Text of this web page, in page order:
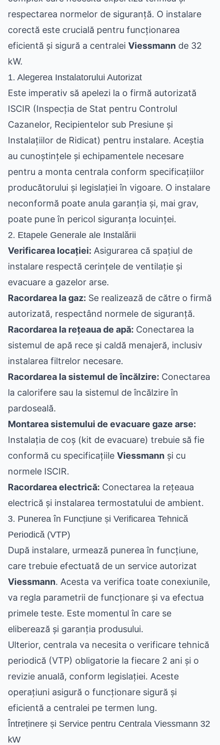
respectarea normelor de siguranță. O instalare
corectă este crucială pentru funcționarea
eficientă și sigură a centralei Viessmann de 32
kW.
1. Alegerea Instalatorului Autorizat
Este imperativ să apelezi la o firmă autorizată
ISCIR (Inspecția de Stat pentru Controlul
Cazanelor, Recipientelor sub Presiune și
Instalațiilor de Ridicat) pentru instalare. Aceștia
au cunoștințele și echipamentele necesare
pentru a monta centrala conform specificațiilor
producătorului și legislației în vigoare. O instalare
neconformă poate anula garanția și, mai grav,
poate pune în pericol siguranța locuinței.
2. Etapele Generale ale Instalării
Verificarea locației: Asigurarea că spațiul de
instalare respectă cerințele de ventilație și
evacuare a gazelor arse.
Racordarea la gaz: Se realizează de către o firmă
autorizată, respectând normele de siguranță.
Racordarea la rețeaua de apă: Conectarea la
sistemul de apă rece și caldă menajeră, inclusiv
instalarea filtrelor necesare.
Racordarea la sistemul de încălzire: Conectarea
la calorifere sau la sistemul de încălzire în
pardoseală.
Montarea sistemului de evacuare gaze arse:
Instalația de coș (kit de evacuare) trebuie să fie
conformă cu specificațiile Viessmann și cu
normele ISCIR.
Racordarea electrică: Conectarea la rețeaua
electrică și instalarea termostatului de ambient.
3. Punerea în Funcțiune și Verificarea Tehnică
Periodică (VTP)
După instalare, urmează punerea în funcțiune,
care trebuie efectuată de un service autorizat
Viessmann. Acesta va verifica toate conexiunile,
va regla parametrii de funcționare și va efectua
primele teste. Este momentul în care se
eliberează și garanția produsului.
Ulterior, centrala va necesita o verificare tehnică
periodică (VTP) obligatorie la fiecare 2 ani și o
revizie anuală, conform legislației. Aceste
operațiuni asigură o funcționare sigură și
eficientă a centralei pe termen lung.
Întreținere și Service pentru Centrala Viessmann 32
kW